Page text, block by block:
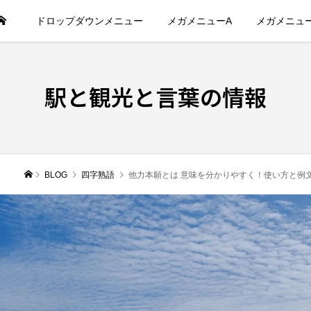
ドロップダウンメニュー メガメニューA メガメニュ
駅と観光と言葉の情報
BLOG 四字熟語 他力本願とは 意味を分かりやすく！使い方と例